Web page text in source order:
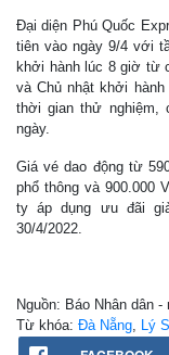
Đại diện Phú Quốc
tiên vào ngày 9/4 với
khởi hành lúc 8 giờ từ
và Chủ nhật khởi
thời gian thử nghiệm,
ngày.
Giá vé dao động từ
phổ thông và 900.000
ty áp dụng ưu đãi
30/4/2022.
Nguồn: Báo Nhân dân
Từ khóa: Đà Nẵng Lý